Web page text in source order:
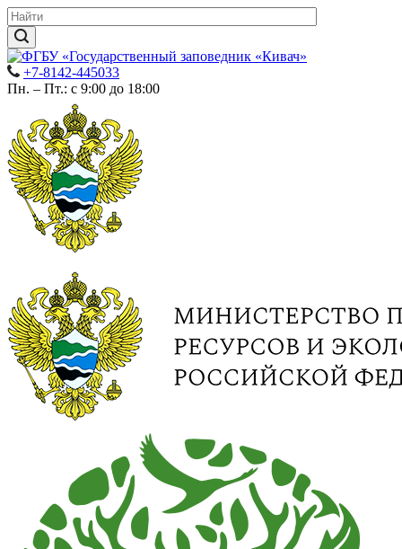
+7-8142-445033
Пн. – Пт.: с 9:00 до 18:00